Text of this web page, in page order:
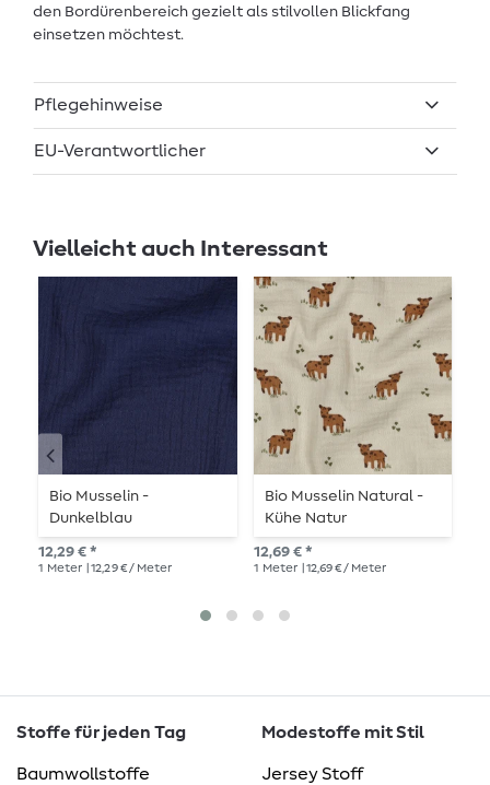
den Bordürenbereich gezielt als stilvollen Blickfang
einsetzen möchtest.
Pflegehinweise
EU-Verantwortlicher
Vielleicht auch Interessant
Bio Musselin -
Dunkelblau
12,29 € *
1 Meter | 12,29 € / Meter
Bio Musselin Natural -
Kühe Natur
12,69 € *
1 Meter | 12,69 € / Meter
Stoffe für jeden Tag
Baumwollstoffe
Modestoffe mit Stil
Jersey Stoff